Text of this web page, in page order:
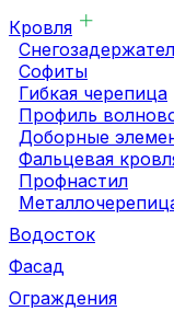
Кровля
Софиты
Гибкая черепица
Профиль
Доборные
Фальцевая
Профнастил
Водосток
Фасад
Ограждения